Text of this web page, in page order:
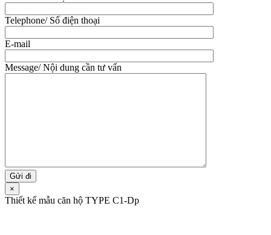
Telephone/ Số điện thoại
E-mail
Message/ Nội dung cần tư vấn
×
Thiết kế mẫu căn hộ TYPE C1-Dp